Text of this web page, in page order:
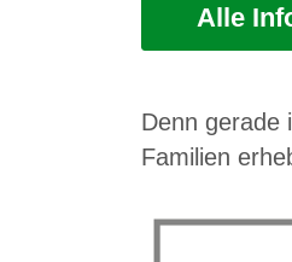
Alle
Denn gerade
Familien